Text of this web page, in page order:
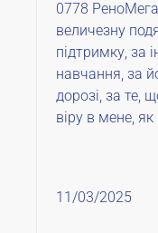
0778
величезну
підтримку, за
навчання, за
дорозі, за те,
віру в мене, як
11/03/2025